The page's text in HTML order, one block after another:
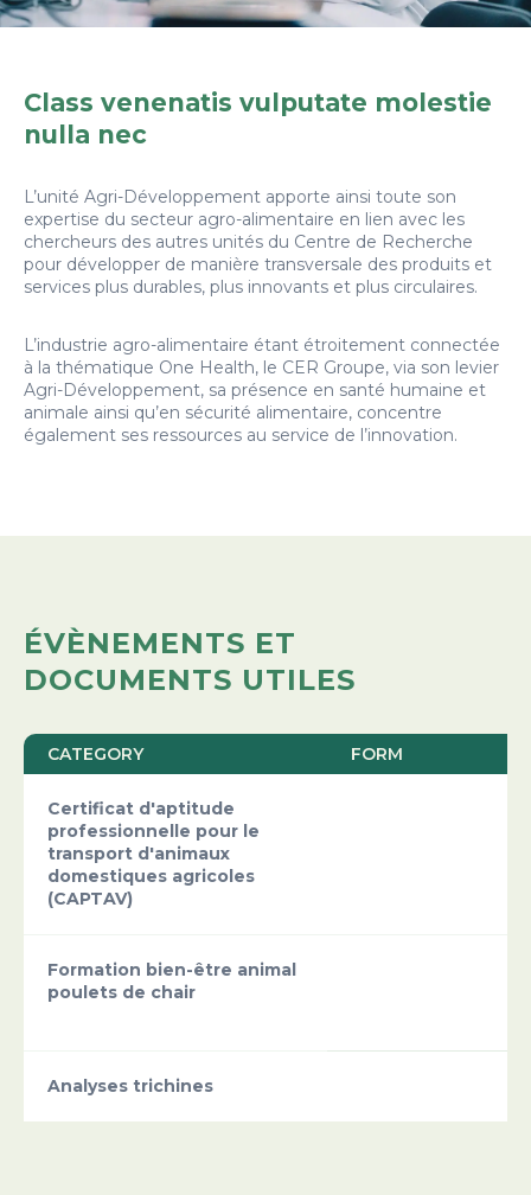
Class venenatis vulputate molestie
nulla nec
L’unité Agri-Développement apporte ainsi toute son
expertise du secteur agro-alimentaire en lien avec les
chercheurs des autres unités du Centre de Recherche
pour développer de manière transversale des produits et
services plus durables, plus innovants et plus circulaires.
L’industrie agro-alimentaire étant étroitement connectée
à la thématique One Health, le CER Groupe, via son levier
Agri-Développement, sa présence en santé humaine et
animale ainsi qu’en sécurité alimentaire, concentre
également ses ressources au service de l’innovation.
ÉVÈNEMENTS ET
DOCUMENTS UTILES
CATEGORY FORM
Certificat d'aptitude
professionnelle pour le
transport d'animaux
domestiques agricoles
(CAPTAV)
Formation bien-être animal
poulets de chair
Analyses trichines